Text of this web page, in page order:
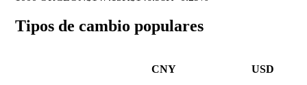
Tipos de cambio populares
CNY USD